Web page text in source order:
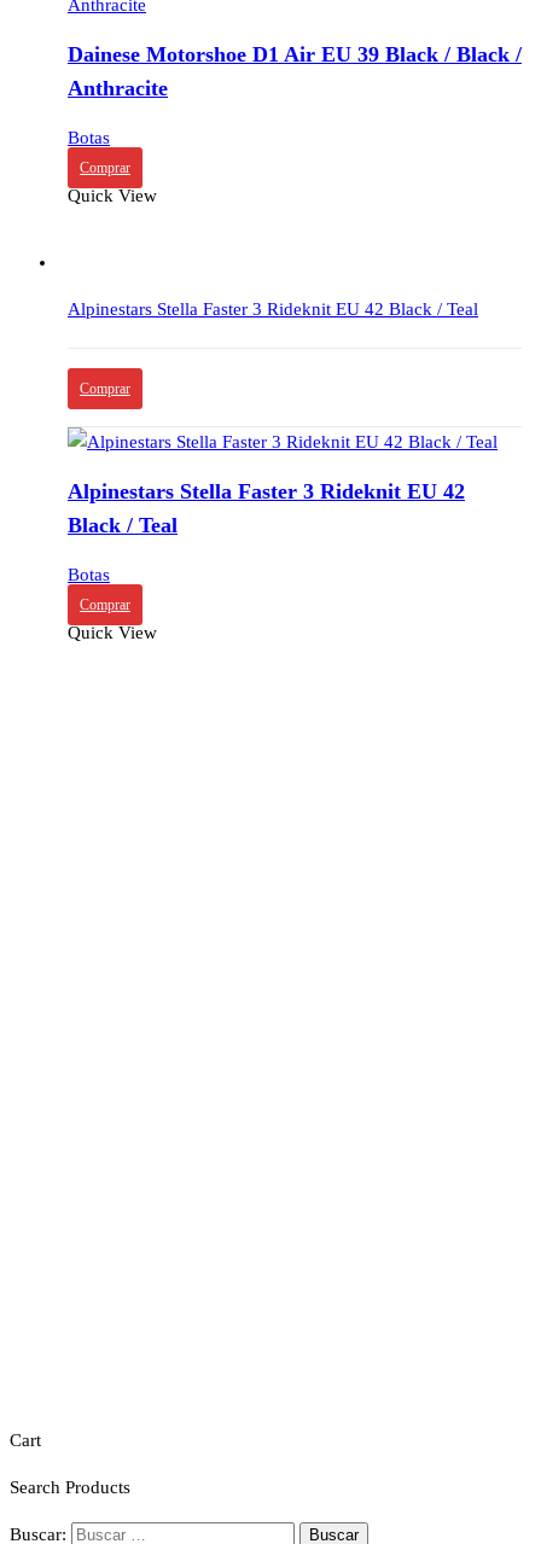
Dainese Motorshoe D1 Air EU 39 Black / Black /
Anthracite
Botas
Comprar
Quick View
Alpinestars Stella Faster 3 Rideknit EU 42 Black / Teal
Comprar
Alpinestars Stella Faster 3 Rideknit EU 42
Black / Teal
Botas
Comprar
Quick View
Cart
Search Products
Buscar: